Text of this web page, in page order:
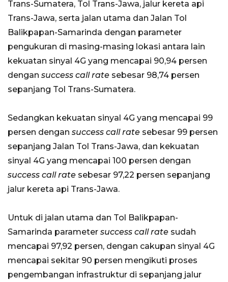
Trans-Sumatera, Tol Trans-Jawa, jalur kereta api
Trans-Jawa, serta jalan utama dan Jalan Tol
Balikpapan-Samarinda dengan parameter
pengukuran di masing-masing lokasi antara lain
kekuatan sinyal 4G yang mencapai 90,94 persen
dengan success call rate sebesar 98,74 persen
sepanjang Tol Trans-Sumatera.
Sedangkan kekuatan sinyal 4G yang mencapai 99
persen dengan success call rate sebesar 99 persen
sepanjang Jalan Tol Trans-Jawa, dan kekuatan
sinyal 4G yang mencapai 100 persen dengan
success call rate sebesar 97,22 persen sepanjang
jalur kereta api Trans-Jawa.
Untuk di jalan utama dan Tol Balikpapan-
Samarinda parameter success call rate sudah
mencapai 97,92 persen, dengan cakupan sinyal 4G
mencapai sekitar 90 persen mengikuti proses
pengembangan infrastruktur di sepanjang jalur